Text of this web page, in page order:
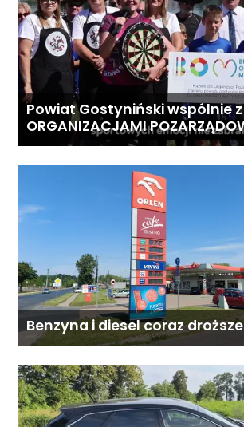
Powiat Gostyniński wspólnie z
ORGANIZACJAMI
o środki z Budżetu
Benzyna i diesel coraz droższe